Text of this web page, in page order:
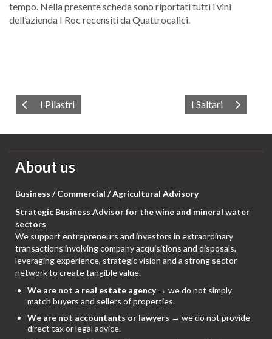
tempo. Nella presente scheda sono riportati tutti i vini
dell’azienda I Roc recensiti da Quattrocalici.
I Pilastri I Saltari
About us
Business / Commercial / Agricultural Advisory
Strategic Business Advisor for the wine and mineral water
sectors
We support entrepreneurs and investors in extraordinary
transactions involving company acquisitions and disposals,
leveraging experience, strategic vision and a strong sector
network to create tangible value.
We are not a real estate agency→ we do not simply
match buyers and sellers of properties.
We are not accountants or lawyers → we do not provide
direct tax or legal advice.